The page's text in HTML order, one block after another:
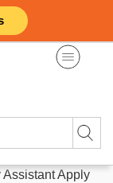
Assistant Apply